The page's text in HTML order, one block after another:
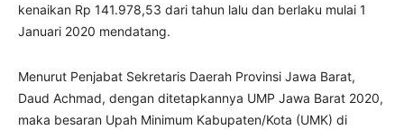
kenaikan Rp 141.978,53 dari tahun lalu dan berlaku mulai 1
Januari 2020 mendatang.
Menurut Penjabat Sekretaris Daerah Provinsi Jawa Barat,
Daud Achmad, dengan ditetapkannya UMP Jawa Barat 2020,
maka besaran Upah Minimum Kabupaten/Kota (UMK) di